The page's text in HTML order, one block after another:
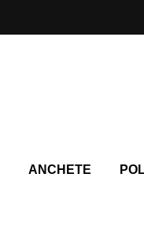
ANCHETE